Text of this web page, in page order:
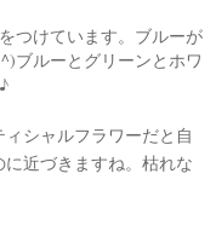
つけています。ブルーが
ブルーとグリーンとホワ
シャルフラワーだと自
近づきますね。枯れな